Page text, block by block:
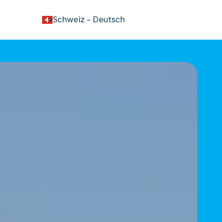
Schweiz - Deutsch
keyboard_arrow_down